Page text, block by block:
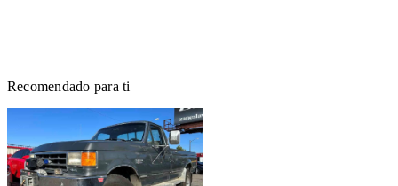
Recomendado para ti